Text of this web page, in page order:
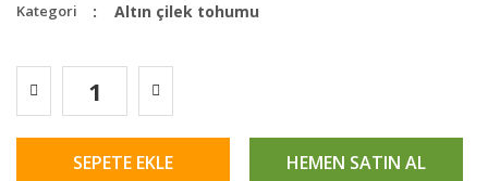
Kategori Altın çilek tohumu
SEPETE EKLE HEMEN SATIN AL